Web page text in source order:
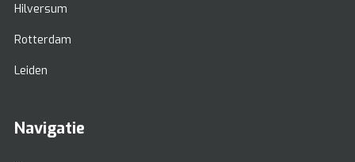
Hilversum
Rotterdam
Leiden
Navigatie